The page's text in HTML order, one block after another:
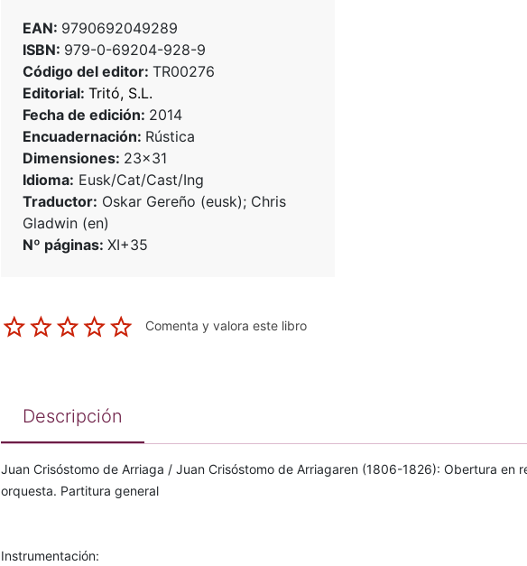
EAN: 9790692049289
ISBN: 979-0-69204-928-9
Código del editor: TR00276
Editorial: Tritó, S.L.
Fecha de edición: 2014
Encuadernación: Rústica
Dimensiones: 23x31
Idioma: Eusk/Cat/Cast/Ing
Traductor: Oskar Gereño (eusk); Chris
Gladwin (en)
Nº páginas: XI+35
Comenta y valora este libro
Descripción
Juan Crisóstomo de Arriaga / Juan Crisóstomo de Arriagaren (1806-1826): Obertura en
orquesta. Partitura general
Instrumentación: